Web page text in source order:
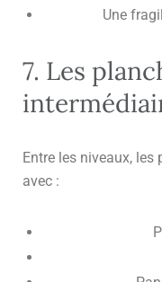
Une
7. Les
Entre les niveaux,
avec :